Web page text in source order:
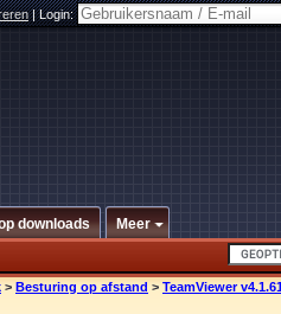
|Login:
downloads Meer
> Besturing op afstand > TeamViewer